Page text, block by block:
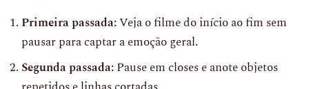
Primeira passada:Veja o filme do início ao fim sem
pausar para captar a emoção geral.
Segunda passada:Pause em closes e anote objetos